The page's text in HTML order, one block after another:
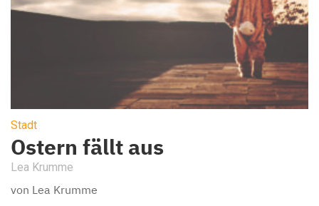
Stadt
Ostern fällt aus
Lea Krumme
von Lea Krumme